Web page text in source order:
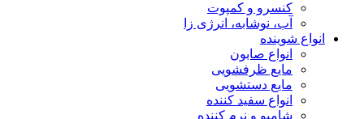
کنسرو و کمپوت
آب، نوشابه، انرژی زا
انواع شوینده
انواع صابون
مایع ظرفشویی
مایع دستشویی
انواع سفید کننده
شامپو و نرم کننده